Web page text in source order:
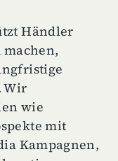
Händler
Wir
wie
mit
Kampagnen,